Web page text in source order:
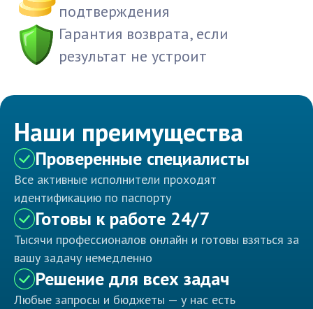
подтверждения
Гарантия возврата, если
результат не устроит
Наши преимущества
Проверенные специалисты
Все активные исполнители проходят
идентификацию по паспорту
Готовы к работе 24/7
Тысячи профессионалов онлайн и готовы взяться за
вашу задачу немедленно
Решение для всех задач
Любые запросы и бюджеты — у нас есть